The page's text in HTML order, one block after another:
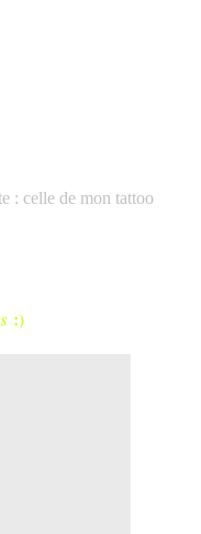
: celle de mon tattoo
:)